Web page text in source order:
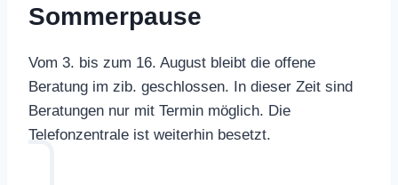
Sommerpause
Vom 3. bis zum 16. August bleibt die offene
Beratung im zib. geschlossen. In dieser Zeit sind
Beratungen nur mit Termin möglich. Die
Telefonzentrale ist weiterhin besetzt.